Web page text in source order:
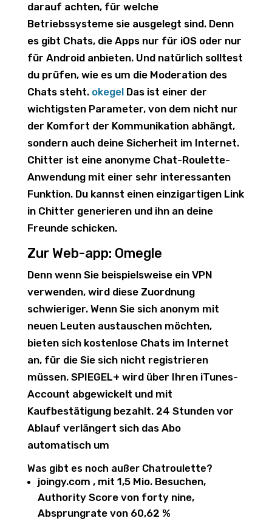
darauf achten, für welche
Betriebssysteme sie ausgelegt sind. Denn
es gibt Chats, die Apps nur für iOS oder nur
für Android anbieten. Und natürlich solltest
du prüfen, wie es um die Moderation des
Chats steht. okegelDas ist einer der
wichtigsten Parameter, von dem nicht nur
der Komfort der Kommunikation abhängt,
sondern auch deine Sicherheit im Internet.
Chitter ist eine anonyme Chat-Roulette-
Anwendung mit einer sehr interessanten
Funktion. Du kannst einen einzigartigen Link
in Chitter generieren und ihn an deine
Freunde schicken.
Zur Web-app: Omegle
Denn wenn Sie beispielsweise ein VPN
verwenden, wird diese Zuordnung
schwieriger. Wenn Sie sich anonym mit
neuen Leuten austauschen möchten,
bieten sich kostenlose Chats im Internet
an, für die Sie sich nicht registrieren
müssen. SPIEGEL+ wird über Ihren iTunes-
Account abgewickelt und mit
Kaufbestätigung bezahlt. 24 Stunden vor
Ablauf verlängert sich das Abo
automatisch um
Was gibt es noch außer Chatroulette?
joingy.com , mit 1,5 Mio. Besuchen,
Authority Score von forty nine,
Absprungrate von 60,62 %